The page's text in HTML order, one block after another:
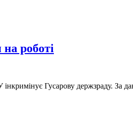
роботі
Гусарову держзраду. За